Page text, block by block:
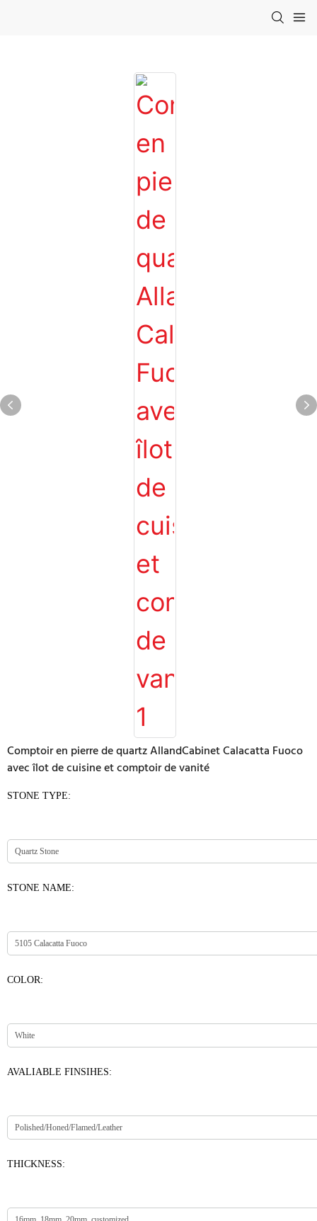
Comptoir en pierre de quartz AllandCabinet Calacatta Fuoco
avec îlot de cuisine et comptoir de vanité
STONE TYPE:
STONE NAME:
COLOR:
AVALIABLE FINSIHES:
THICKNESS: